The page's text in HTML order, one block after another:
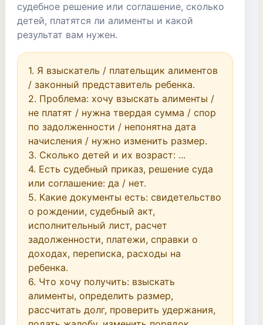
судебное решение или соглашение, сколько
детей, платятся ли алименты и какой
результат вам нужен.
1. Я взыскатель / плательщик алиментов
/ законный представитель ребенка.
2. Проблема: хочу взыскать алименты /
не платят / нужна твердая сумма / спор
по задолженности / непонятна дата
начисления / нужно изменить размер.
3. Сколько детей и их возраст: ...
4. Есть судебный приказ, решение суда
или соглашение: да / нет.
5. Какие документы есть: свидетельство
о рождении, судебный акт,
исполнительный лист, расчет
задолженности, платежи, справки о
доходах, переписка, расходы на
ребенка.
6. Что хочу получить: взыскать
алименты, определить размер,
рассчитать долг, проверить удержания,